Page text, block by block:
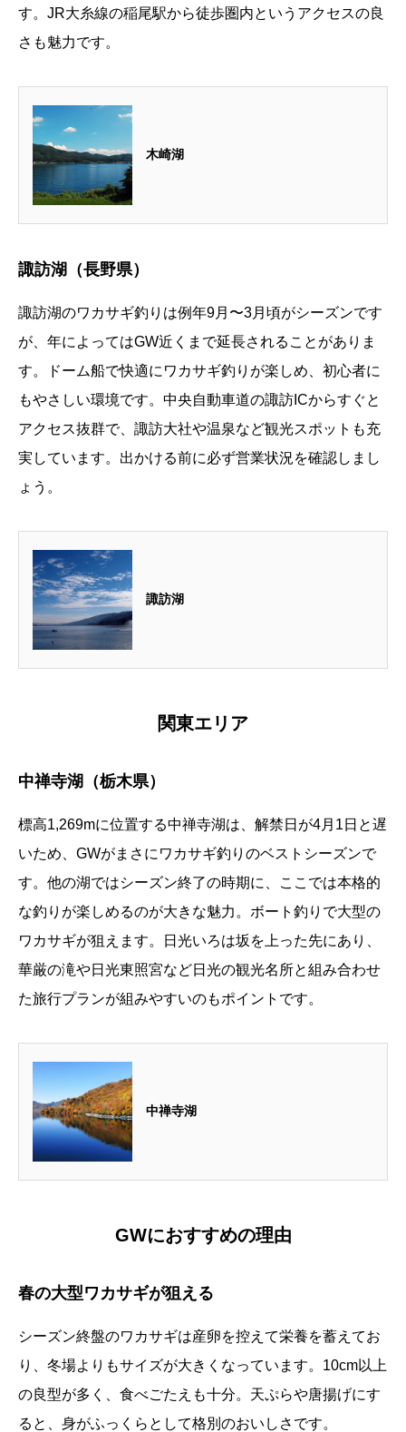
す。JR大糸線の稲尾駅から徒歩圏内というアクセスの良
さも魅力です。
木崎湖
諏訪湖（長野県）
諏訪湖のワカサギ釣りは例年9月〜3月頃がシーズンです
が、年によってはGW近くまで延長されることがありま
す。ドーム船で快適にワカサギ釣りが楽しめ、初心者に
もやさしい環境です。中央自動車道の諏訪ICからすぐと
アクセス抜群で、諏訪大社や温泉など観光スポットも充
実しています。出かける前に必ず営業状況を確認しまし
ょう。
諏訪湖
関東エリア
中禅寺湖（栃木県）
標高1,269mに位置する中禅寺湖は、解禁日が4月1日と遅
いため、GWがまさにワカサギ釣りのベストシーズンで
す。他の湖ではシーズン終了の時期に、ここでは本格的
な釣りが楽しめるのが大きな魅力。ボート釣りで大型の
ワカサギが狙えます。日光いろは坂を上った先にあり、
華厳の滝や日光東照宮など日光の観光名所と組み合わせ
た旅行プランが組みやすいのもポイントです。
中禅寺湖
GWにおすすめの理由
春の大型ワカサギが狙える
シーズン終盤のワカサギは産卵を控えて栄養を蓄えてお
り、冬場よりもサイズが大きくなっています。10cm以上
の良型が多く、食べごたえも十分。天ぷらや唐揚げにす
ると、身がふっくらとして格別のおいしさです。